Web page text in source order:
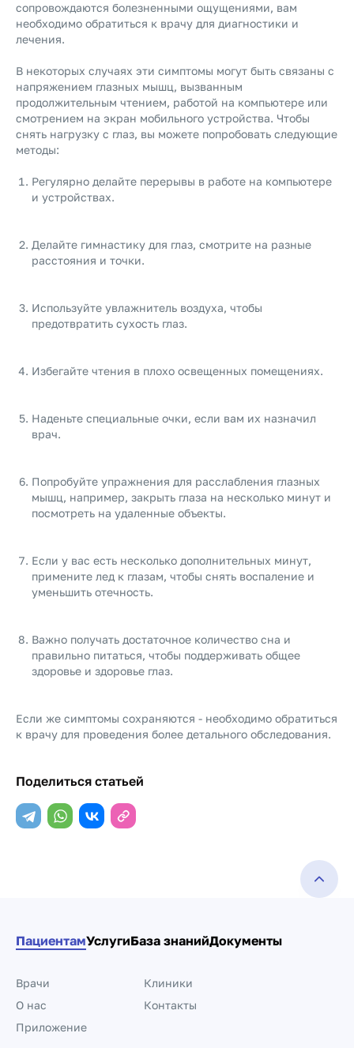
сопровождаются болезненными ощущениями, вам
необходимо обратиться к врачу для диагностики и
лечения.
В некоторых случаях эти симптомы могут быть связаны с
напряжением глазных мышц, вызванным
продолжительным чтением, работой на компьютере или
смотрением на экран мобильного устройства. Чтобы
снять нагрузку с глаз, вы можете попробовать следующие
методы:
Регулярно делайте перерывы в работе на компьютере
и устройствах.
Делайте гимнастику для глаз, смотрите на разные
расстояния и точки.
Используйте увлажнитель воздуха, чтобы
предотвратить сухость глаз.
Избегайте чтения в плохо освещенных помещениях.
Наденьте специальные очки, если вам их назначил
врач.
Попробуйте упражнения для расслабления глазных
мышц, например, закрыть глаза на несколько минут и
посмотреть на удаленные объекты.
Если у вас есть несколько дополнительных минут,
примените лед к глазам, чтобы снять воспаление и
уменьшить отечность.
Важно получать достаточное количество сна и
правильно питаться, чтобы поддерживать общее
здоровье и здоровье глаз.
Если же симптомы сохраняются - необходимо обратиться
к врачу для проведения более детального обследования.
Поделиться статьей
ПациентамУслугиБаза знанийДокументы
Врачи
Клиники
О нас
Контакты
Приложение